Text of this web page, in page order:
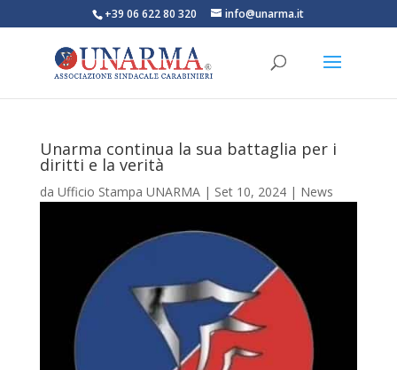
+39 06 622 80 320 info@unarma.it
Unarma continua la sua battaglia per i
diritti e la verità
da Ufficio Stampa UNARMA| Set 10, 2024| News